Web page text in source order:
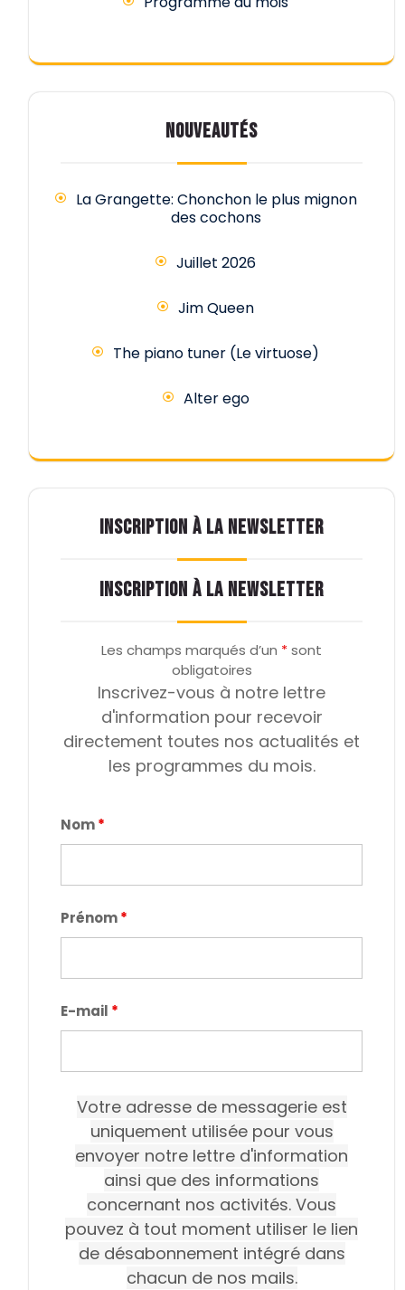
NOUVEAUTÉS
La Grangette: Chonchon le plus mignon
des cochons
Juillet 2026
Jim Queen
The piano tuner (Le virtuose)
Alter ego
INSCRIPTION À LA NEWSLETTER
INSCRIPTION À LA NEWSLETTER
Les champs marqués d’un *sont
obligatoires
Inscrivez-vous à notre lettre
d'information pour recevoir
directement toutes nos actualités et
les programmes du mois.
Nom*
Prénom*
E-mail *
Votre adresse de messagerie est
uniquement utilisée pour vous
envoyer notre lettre d'information
ainsi que des informations
concernant nos activités. Vous
pouvez à tout moment utiliser le lien
de désabonnement intégré dans
chacun de nos mails.